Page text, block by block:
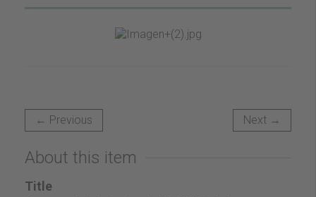
← Previous Next →
About this item
Title